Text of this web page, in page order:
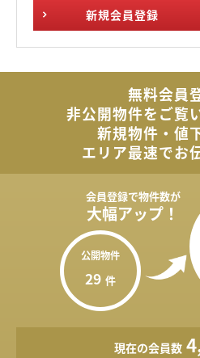
新規会員登録
無料会員
非公開物件をご覧
新規物件・値
エリア最速でお
会員登録で物件数が
大幅アップ！
公開物件
29 件
現在の会員数